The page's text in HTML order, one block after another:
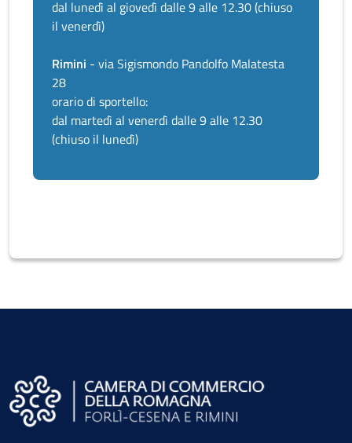
dal lunedì al giovedì dalle 9 alle 12.30 (chiuso
il venerdì)
Rimini - via Sigismondo Pandolfo Malatesta
28
orario di sportello:
dal martedì al venerdì dalle 9 alle 12.30
(chiuso il lunedì)